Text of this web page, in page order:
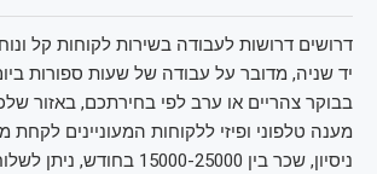
יד שניה, מדובר על עבודה של שעות ספורות
בבוקר צהריים או ערב לפי בחירתכם, באזור
ניסיון, שכר בין 15000-25000